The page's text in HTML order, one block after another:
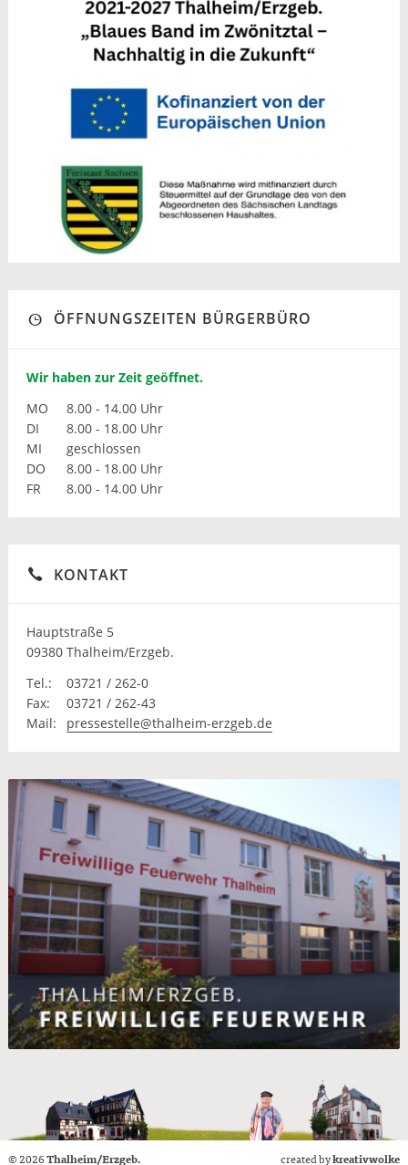
ÖFFNUNGSZEITEN BÜRGERBÜRO
Wir haben zur Zeit geöffnet.
MO
8.00 - 14.00 Uhr
DI
8.00 - 18.00 Uhr
MI
geschlossen
DO
8.00 - 18.00 Uhr
FR
8.00 - 14.00 Uhr
KONTAKT
Hauptstraße 5
09380 Thalheim/Erzgeb.
Tel.:
03721 / 262-0
Fax:
03721 / 262-43
Mail:
pressestelle@thalheim-erzgeb.de
© 2026Thalheim/Erzgeb. created bykreativwolke